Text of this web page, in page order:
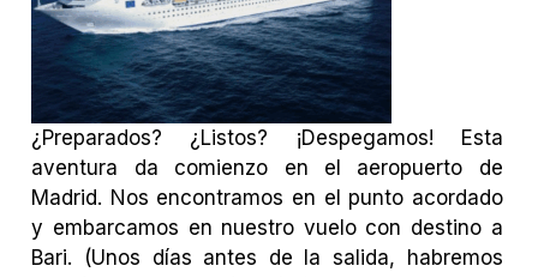
¿Preparados? ¿Listos? ¡Despegamos! Esta
aventura da comienzo en el aeropuerto de
Madrid. Nos encontramos en el punto acordado
y embarcamos en nuestro vuelo con destino a
Bari. (Unos días antes de la salida, habremos